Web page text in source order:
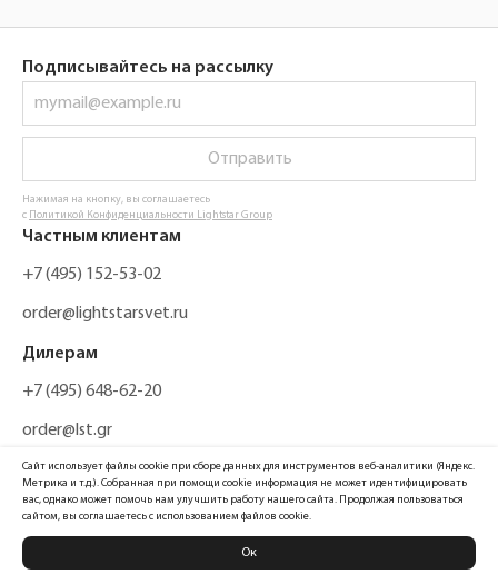
Подписывайтесь на рассылку
Отправить
Нажимая на кнопку, вы соглашаетесь
с Политикой Конфиденциальности Lightstar Group
Частным клиентам
+7 (495) 152-53-02
order@lightstarsvet.ru
Дилерам
+7 (495) 648-62-20
order@lst.gr
Политика конфиденциальности
Сайт использует файлы cookie при сборе данных для инструментов веб-аналитики (Яндекс.
Метрика и т.д.). Собранная при помощи cookie информация не может идентифицировать
вас, однако может помочь нам улучшить работу нашего сайта. Продолжая пользоваться
сайтом, вы соглашаетесь с использованием файлов cookie.
Ок